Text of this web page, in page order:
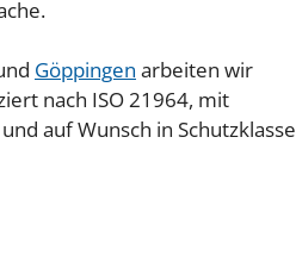
Göppingen arbeiten wir
nach ISO 21964, mit
auf Wunsch in Schutzklasse